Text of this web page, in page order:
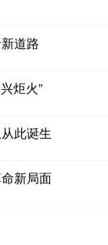
道路
炬火”
此诞生
新局面